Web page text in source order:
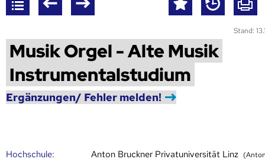
Stand:
Musik Orgel - Alte Musik
Instrumentalstudium
Ergänzungen/ Fehler melden!
Hoch­schule: Anton Bruckner Privatuniversität Linz